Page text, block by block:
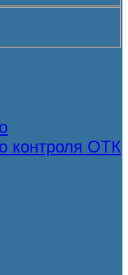
контроля ОТК